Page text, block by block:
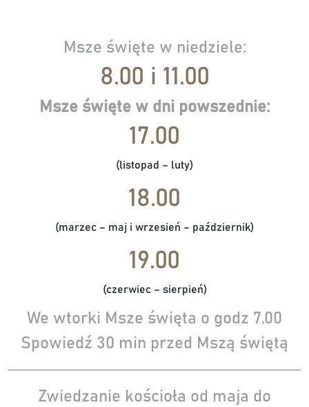
Msze święte w niedziele:
8.00 i 11.00
Msze święte w dni powszednie:
17.00
(listopad – luty)
18.00
(marzec – maj i wrzesień – październik)
19.00
(czerwiec – sierpień)
We wtorki Msze święta o godz 7.00
Spowiedź 30 min przed Mszą świętą
Zwiedzanie kościoła od maja do